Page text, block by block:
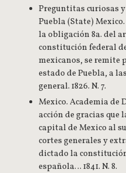
Preguntitas curiosas y
Puebla (State)
la obligación 8a. del
constitución federal
mexicanos, se remite
estado de Puebla, a
general. 1826. N. 7.
Mexico. Academia de
acción de gracias
capital de Mexico al
cortes generales y
dictado la
española… 1841. N. 8.